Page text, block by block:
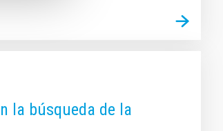
la búsqueda de la